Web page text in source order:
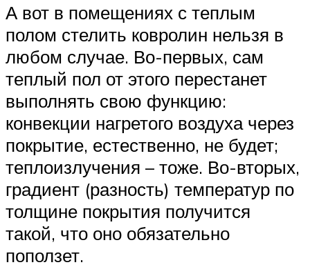
А вот в помещениях с теплым
полом стелить ковролин нельзя в
любом случае. Во-первых, сам
теплый пол от этого перестанет
выполнять свою функцию:
конвекции нагретого воздуха через
покрытие, естественно, не будет;
теплоизлучения – тоже. Во-вторых,
градиент (разность) температур по
толщине покрытия получится
такой, что оно обязательно
поползет.